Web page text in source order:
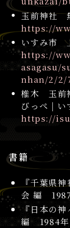
玉前神社
https://
いすみ市
https://
asagasu/
nhan/2/2/
椎木 玉前
びっぺ | い
https://
書籍
『千葉県
会 編
『日本の
編 1984年